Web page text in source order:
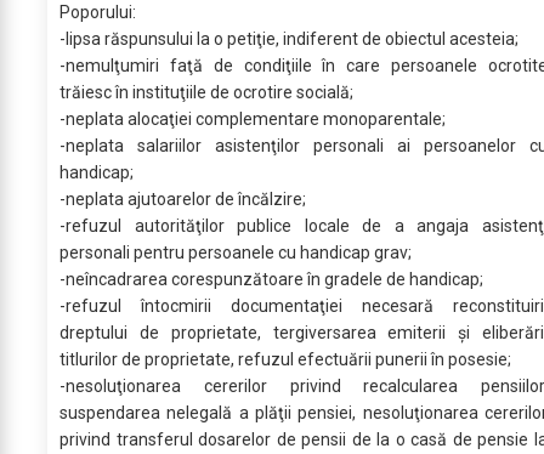
Poporului:
-lipsa răspunsului la o petiţie, indiferent de obiectul acesteia;
-nemulţumiri faţă de condiţiile în care persoanele
trăiesc în instituţiile de ocrotire socială;
-neplata alocaţiei complementare monoparentale;
-neplata salariilor asistenţilor personali ai persoanelor
handicap;
-neplata ajutoarelor de încălzire;
-refuzul autorităţilor publice locale de a angaja
personali pentru persoanele cu handicap grav;
-neîncadrarea corespunzătoare în gradele de handicap;
-refuzul întocmirii documentaţiei necesară
dreptului de proprietate, tergiversarea emiterii şi
titlurilor de proprietate, refuzul efectuării punerii în posesie;
-nesoluţionarea cererilor privind recalcularea
suspendarea nelegală a plăţii pensiei, nesoluţionarea
privind transferul dosarelor de pensii de la o casă de pensie